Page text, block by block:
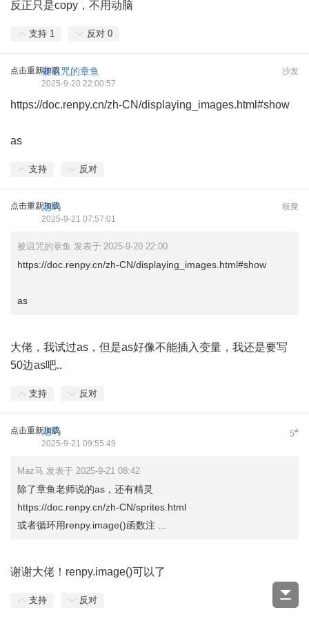
反正只是copy，不用动脑
支持 1 反对 0
点击重新加载 沙发
被诅咒的章鱼
2025-9-20 22:00:57
https://doc.renpy.cn/zh-CN/displaying_images.html#show
as
支持 反对
点击重新加载 板凳
池玙
2025-9-21 07:57:01
被诅咒的章鱼 发表于 2025-9-20 22:00
https://doc.renpy.cn/zh-CN/displaying_images.html#show
as
大佬，我试过as，但是as好像不能插入变量，我还是要写
50边as吧..
支持 反对
点击重新加载 5#
池玙
2025-9-21 09:55:49
Maz马 发表于 2025-9-21 08:42
除了章鱼老师说的as，还有精灵
https://doc.renpy.cn/zh-CN/sprites.html
或者循环用renpy.image()函数注 ...
谢谢大佬！renpy.image()可以了
支持 反对